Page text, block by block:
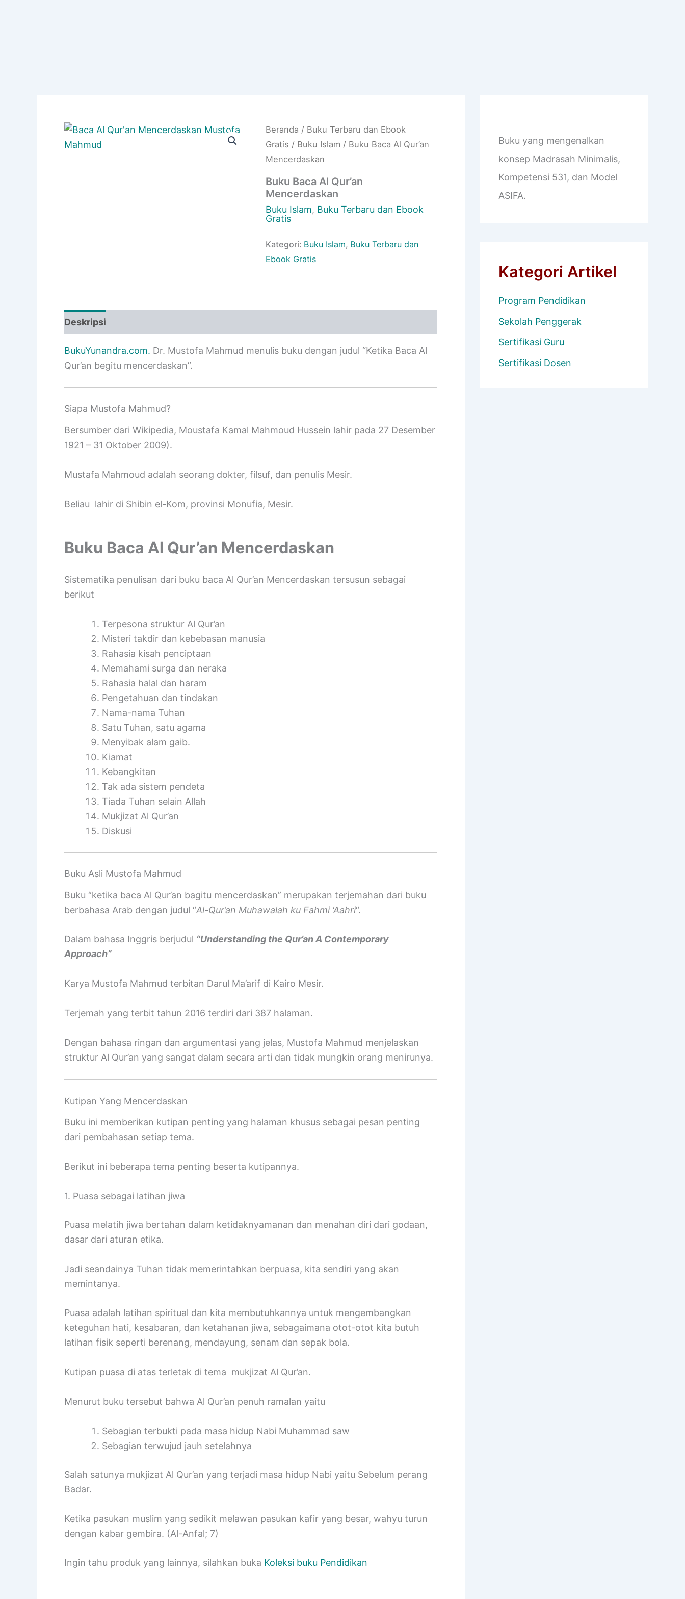
Beranda / Buku Terbaru dan Ebook
Gratis / Buku Islam / Buku Baca Al Qur’an
Mencerdaskan
Buku Baca Al Qur’an
Mencerdaskan
Buku Islam, Buku Terbaru dan Ebook
Gratis
Kategori: Buku Islam, Buku Terbaru dan
Ebook Gratis
Deskripsi
BukuYunandra.com. Dr. Mustofa Mahmud menulis buku dengan judul “Ketika Baca Al
Qur’an begitu mencerdaskan”.
Siapa Mustofa Mahmud?
Bersumber dari Wikipedia, Moustafa Kamal Mahmoud Hussein lahir pada 27 Desember
1921 – 31 Oktober 2009).
Mustafa Mahmoud adalah seorang dokter, filsuf, dan penulis Mesir.
Beliau lahir di Shibin el-Kom, provinsi Monufia, Mesir.
Buku Baca Al Qur’an Mencerdaskan
Sistematika penulisan dari buku baca Al Qur’an Mencerdaskan tersusun sebagai
berikut
Terpesona struktur Al Qur’an
Misteri takdir dan kebebasan manusia
Rahasia kisah penciptaan
Memahami surga dan neraka
Rahasia halal dan haram
Pengetahuan dan tindakan
Nama-nama Tuhan
Satu Tuhan, satu agama
Menyibak alam gaib.
Kiamat
Kebangkitan
Tak ada sistem pendeta
Tiada Tuhan selain Allah
Mukjizat Al Qur’an
Diskusi
Buku Asli Mustofa Mahmud
Buku “ketika baca Al Qur’an bagitu mencerdaskan” merupakan terjemahan dari buku
berbahasa Arab dengan judul “Al-Qur’an Muhawalah ku Fahmi ‘Aahri“.
Dalam bahasa Inggris berjudul “Understanding the Qur’an A Contemporary
Approach”
Karya Mustofa Mahmud terbitan Darul Ma’arif di Kairo Mesir.
Terjemah yang terbit tahun 2016 terdiri dari 387 halaman.
Dengan bahasa ringan dan argumentasi yang jelas, Mustofa Mahmud menjelaskan
struktur Al Qur’an yang sangat dalam secara arti dan tidak mungkin orang menirunya.
Kutipan Yang Mencerdaskan
Buku ini memberikan kutipan penting yang halaman khusus sebagai pesan penting
dari pembahasan setiap tema.
Berikut ini beberapa tema penting beserta kutipannya.
1. Puasa sebagai latihan jiwa
Puasa melatih jiwa bertahan dalam ketidaknyamanan dan menahan diri dari godaan,
dasar dari aturan etika.
Jadi seandainya Tuhan tidak memerintahkan berpuasa, kita sendiri yang akan
memintanya.
Puasa adalah latihan spiritual dan kita membutuhkannya untuk mengembangkan
keteguhan hati, kesabaran, dan ketahanan jiwa, sebagaimana otot-otot kita butuh
latihan fisik seperti berenang, mendayung, senam dan sepak bola.
Kutipan puasa di atas terletak di tema mukjizat Al Qur’an.
Menurut buku tersebut bahwa Al Qur’an penuh ramalan yaitu
Sebagian terbukti pada masa hidup Nabi Muhammad saw
Sebagian terwujud jauh setelahnya
Salah satunya mukjizat Al Qur’an yang terjadi masa hidup Nabi yaitu Sebelum perang
Badar.
Ketika pasukan muslim yang sedikit melawan pasukan kafir yang besar, wahyu turun
dengan kabar gembira. (Al-Anfal; 7)
Ingin tahu produk yang lainnya, silahkan buka Koleksi buku Pendidikan
Buku yang mengenalkan
konsep Madrasah Minimalis,
Kompetensi 531, dan Model
ASIFA.
Kategori Artikel
Program Pendidikan
Sekolah Penggerak
Sertifikasi Guru
Sertifikasi Dosen